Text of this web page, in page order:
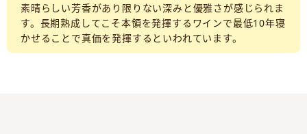
素晴らしい芳香があり限りない深みと優雅さが感じられま
す。長期熟成してこそ本領を発揮するワインで最低10年寝
かせることで真価を発揮するといわれています。